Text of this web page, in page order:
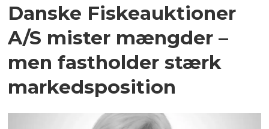
Danske Fiskeauktioner
A/S mister mængder –
men fastholder stærk
markedsposition